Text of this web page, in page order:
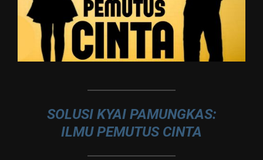
SOLUSI KYAI PAMUNGKAS:
ILMU PEMUTUS CINTA